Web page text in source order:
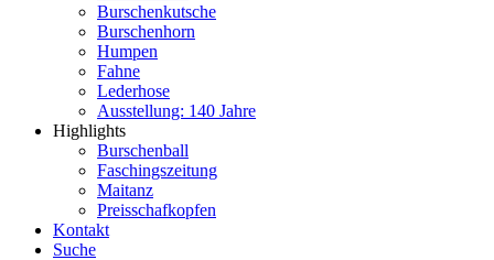
Burschenkutsche
Burschenhorn
Humpen
Fahne
Lederhose
Ausstellung: 140 Jahre
Highlights
Burschenball
Faschingszeitung
Maitanz
Preisschafkopfen
Kontakt
Suche